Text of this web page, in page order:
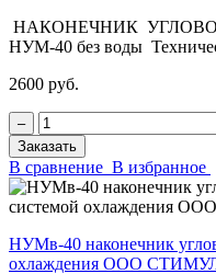
НАКОНЕЧНИК
НУМ-40 без воды
2600 руб.
‒
Заказать
В сравнение В избранное
НУМв-40 наконечник
охлаждения ООО